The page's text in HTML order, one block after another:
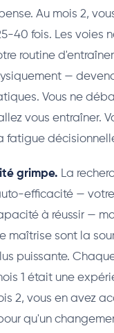
Au mois 2,
40 fois. Les voies
routine
—
Vous ne
vous entraîner.
fatigue
grimpe. La
efficacité —
à réussir —
maîtrise sont la
puissante.
1 était une
2, vous en avez
qu'un